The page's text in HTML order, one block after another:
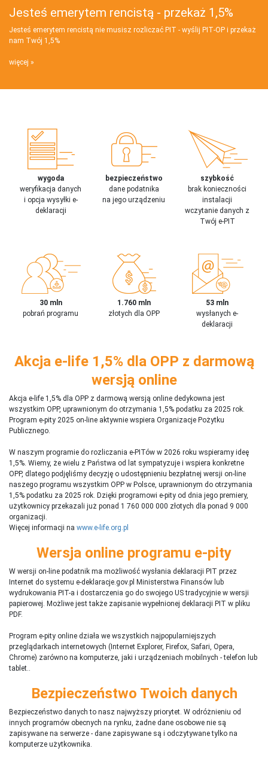
Jesteś emerytem rencistą - przekaż 1,5%
Jesteś emerytem rencistą nie musisz rozliczać PIT - wyślij PIT‑OP i przekaż
nam Twój 1,5%
więcej
wygoda
weryfikacja danych
i opcja wysyłki e-
deklaracji
bezpieczeństwo
dane podatnika
na jego urządzeniu
szybkość
brak konieczności
instalacji
wczytanie danych z
Twój e-PIT
30 mln
pobrań programu
1.760 mln
złotych dla OPP
53 mln
wysłanych e-
deklaracji
Akcja e-life 1,5% dla OPP z darmową
wersją online
Akcja e-life 1,5% dla OPP z darmową wersją online dedykowna jest
wszystkim OPP, uprawnionym do otrzymania 1,5% podatku za 2025 rok.
Program e-pity 2025 on-line aktywnie wspiera Organizacje Pożytku
Publicznego.
W naszym programie do rozliczania e-PITów w 2026 roku wspieramy ideę
1,5%. Wiemy, że wielu z Państwa od lat sympatyzuje i wspiera konkretne
OPP, dlatego podjęliśmy decyzję o udostępnieniu bezpłatnej wersji on-line
naszego programu wszystkim OPP w Polsce, uprawnionym do otrzymania
1,5% podatku za 2025 rok. Dzięki programowi e-pity od dnia jego premiery,
użytkownicy przekazali już ponad 1 760 000 000 złotych dla ponad 9 000
organizacji.
Więcej informacji na www.e-life.org.pl
Wersja online programu e-pity
W wersji on-line podatnik ma możliwość wysłania deklaracji PIT przez
Internet do systemu e-deklaracje.gov.pl Ministerstwa Finansów lub
wydrukowania PIT-a i dostarczenia go do swojego US tradycyjnie w wersji
papierowej. Możliwe jest także zapisanie wypełnionej deklaracji PIT w pliku
PDF.
Program e-pity online działa we wszystkich najpopularniejszych
przeglądarkach internetowych (Internet Explorer, Firefox, Safari, Opera,
Chrome) zarówno na komputerze, jaki i urządzeniach mobilnych - telefon lub
tablet..
Bezpieczeństwo Twoich danych
Bezpieczeństwo danych to nasz najwyższy priorytet. W odróżnieniu od
innych programów obecnych na rynku, żadne dane osobowe nie są
zapisywane na serwerze - dane zapisywane są i odczytywane tylko na
komputerze użytkownika.